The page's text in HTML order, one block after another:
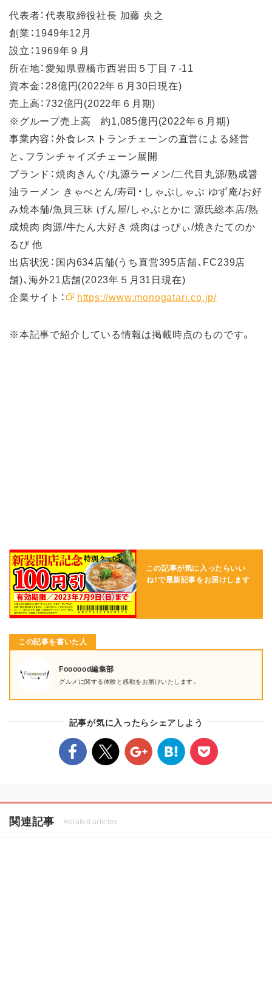
代表者：代表取締役社長 加藤 央之
創業：1949年12月
設立：1969年９月
所在地：愛知県豊橋市西岩田５丁目７-11
資本金：28億円(2022年６月30日現在)
売上高：732億円(2022年６月期)
※グループ売上高 約1,085億円(2022年６月期)
事業内容：外食レストランチェーンの直営による経営
と、フランチャイズチェーン展開
ブランド：焼肉きんぐ/丸源ラーメン/二代目丸源/熟成醤
油ラーメン きゃべとん/寿司・しゃぶしゃぶ ゆず庵/お好
み焼本舗/魚貝三昧 げん屋/しゃぶとかに 源氏総本店/熟
成焼肉 肉源/牛たん大好き 焼肉はっぴぃ/焼きたてのか
るび 他
出店状況：国内634店舗(うち直営395店舗、FC239店
舗)、海外21店舗(2023年５月31日現在)
企業サイト：
https://www.monogatari.co.jp/
※本記事で紹介している情報は掲載時点のものです。
この記事が気に入ったらいい
ね！で最新記事をお届けします
この記事を書いた人
Foooood編集部
グルメに関する体験と感動をお届けいたします。
記事が気に入ったらシェアしよう
関連記事 Related articles